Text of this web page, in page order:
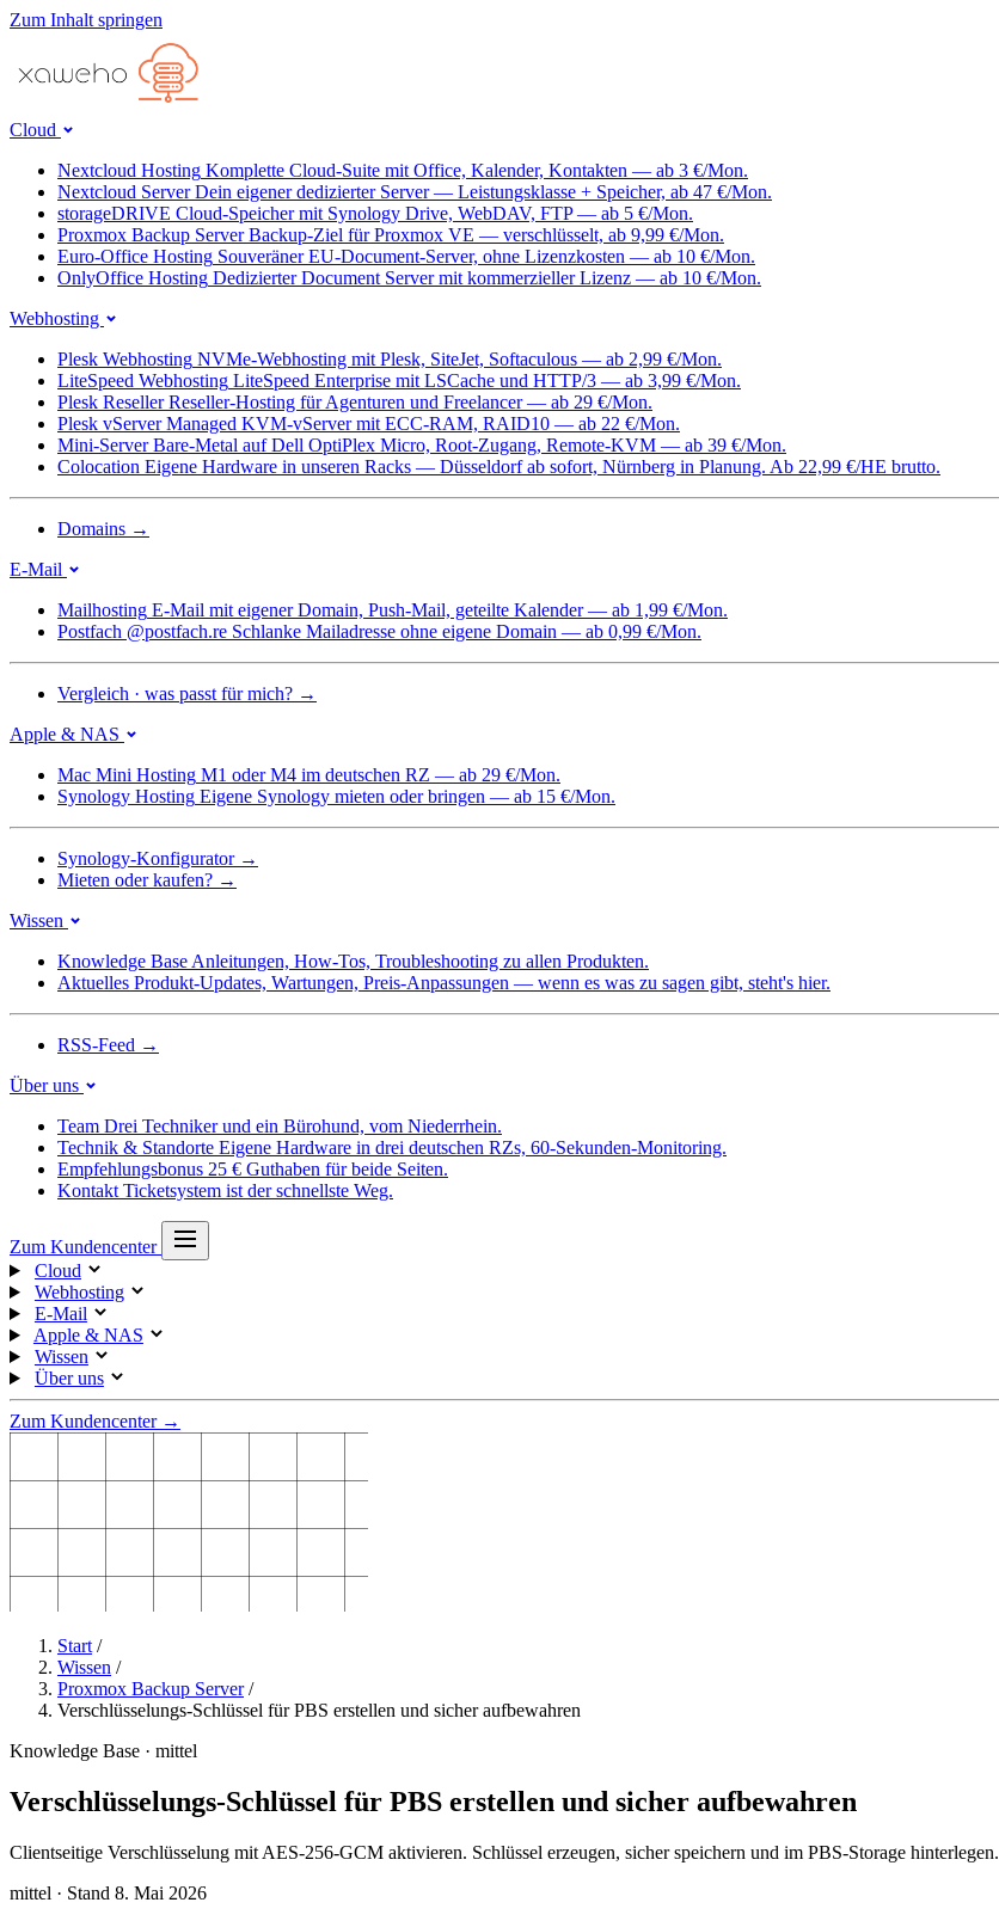
Zum Inhalt springen
Cloud
Nextcloud Hosting Komplette Cloud-Suite mit Office, Kalender, Kontakten — ab 3 €/Mon.
Nextcloud Server Dein eigener dedizierter Server — Leistungsklasse + Speicher, ab 47 €/Mon.
storageDRIVE Cloud-Speicher mit Synology Drive, WebDAV, FTP — ab 5 €/Mon.
Proxmox Backup Server Backup-Ziel für Proxmox VE — verschlüsselt, ab 9,99 €/Mon.
Euro-Office Hosting Souveräner EU-Document-Server, ohne Lizenzkosten — ab 10 €/Mon.
OnlyOffice Hosting Dedizierter Document Server mit kommerzieller Lizenz — ab 10 €/Mon.
Webhosting
Plesk Webhosting NVMe-Webhosting mit Plesk, SiteJet, Softaculous — ab 2,99 €/Mon.
LiteSpeed Webhosting LiteSpeed Enterprise mit LSCache und HTTP/3 — ab 3,99 €/Mon.
Plesk Reseller Reseller-Hosting für Agenturen und Freelancer — ab 29 €/Mon.
Plesk vServer Managed KVM-vServer mit ECC-RAM, RAID10 — ab 22 €/Mon.
Mini-Server Bare-Metal auf Dell OptiPlex Micro, Root-Zugang, Remote-KVM — ab 39 €/Mon.
Colocation Eigene Hardware in unseren Racks — Düsseldorf ab sofort, Nürnberg in Planung. Ab 22,99 €/HE brutto.
Domains →
E-Mail
Mailhosting E-Mail mit eigener Domain, Push-Mail, geteilte Kalender — ab 1,99 €/Mon.
Postfach @postfach.re Schlanke Mailadresse ohne eigene Domain — ab 0,99 €/Mon.
Vergleich · was passt für mich? →
Apple & NAS
Mac Mini Hosting M1 oder M4 im deutschen RZ — ab 29 €/Mon.
Synology Hosting Eigene Synology mieten oder bringen — ab 15 €/Mon.
Synology-Konfigurator →
Mieten oder kaufen? →
Wissen
Knowledge Base Anleitungen, How-Tos, Troubleshooting zu allen Produkten.
Aktuelles Produkt-Updates, Wartungen, Preis-Anpassungen — wenn es was zu sagen gibt, steht's hier.
RSS-Feed →
Über uns
Team Drei Techniker und ein Bürohund, vom Niederrhein.
Technik & Standorte Eigene Hardware in drei deutschen RZs, 60-Sekunden-Monitoring.
Empfehlungsbonus 25 € Guthaben für beide Seiten.
Kontakt Ticketsystem ist der schnellste Weg.
Zum Kundencenter
Cloud
Webhosting
E-Mail
Apple & NAS
Wissen
Über uns
Zum Kundencenter →
Start /
Wissen /
Proxmox Backup Server /
Verschlüsselungs-Schlüssel für PBS erstellen und sicher aufbewahren
Knowledge Base · mittel
Verschlüsselungs-Schlüssel für PBS erstellen und sicher aufbewahren
Clientseitige Verschlüsselung mit AES-256-GCM aktivieren. Schlüssel erzeugen, sicher speichern und im PBS-Storage hinterlegen.
mittel · Stand 8. Mai 2026